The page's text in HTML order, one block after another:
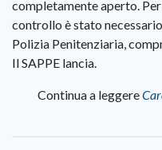
completamente aperto.
controllo è stato
Polizia Penitenziaria,
Il SAPPE lancia.
Continua a leggere